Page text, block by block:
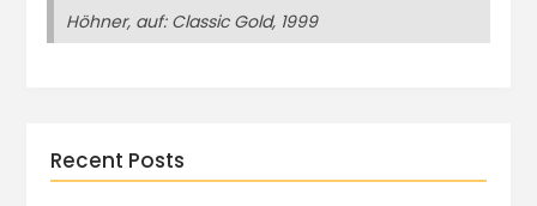
Höhner, auf: Classic Gold, 1999
Recent Posts